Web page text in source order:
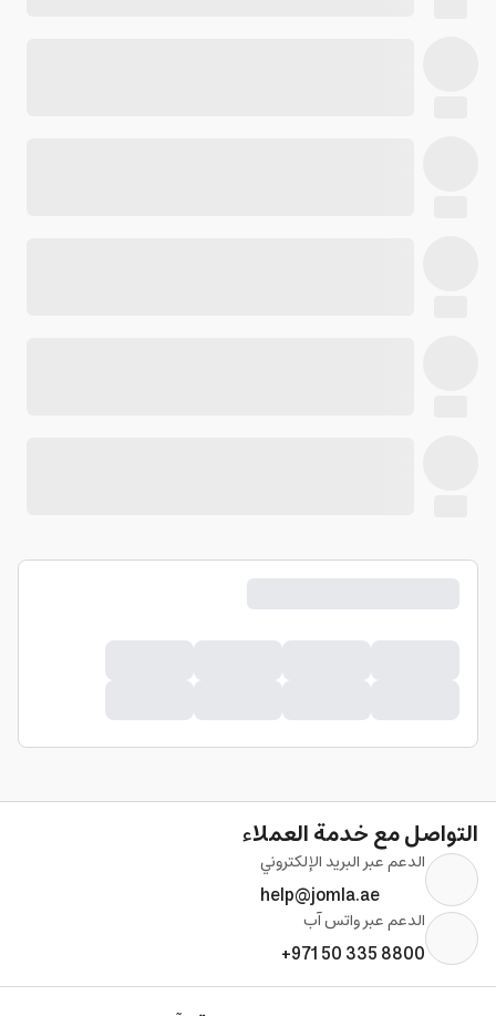
التواصل مع خدمة العملاء
الدعم عبر البريد الإلكتروني
help@jomla.ae
الدعم عبر واتس آب
+971 50 335 8800